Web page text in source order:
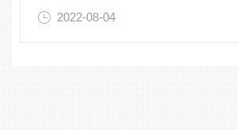
2022-08-04